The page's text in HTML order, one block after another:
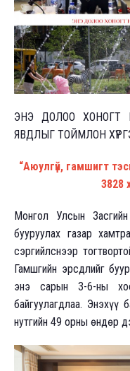
ЭНЭ ДОЛОО ХОНОГТ
ЯВДЛЫГ ТОЙМЛОН
“Аюулгүй, гамшигт
3828
Монгол Улсын
бууруулах газар
сэргийлснээр
Гамшгийн эрсдлийг
энэ сарын 3-6-ны
байгуулагдлаа. Энэхүү
нутгийн 49 орны өндөр